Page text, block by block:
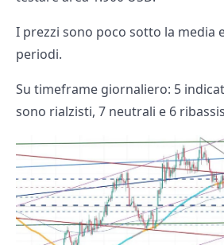
I prezzi sono poco sotto la media
periodi.
Su timeframe giornaliero: 5
sono rialzisti, 7 neutrali e 6